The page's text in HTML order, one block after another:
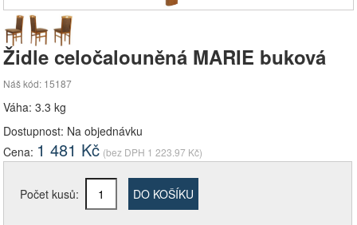
Židle celočalouněná MARIE buková
Náš kód: 15187
Váha: 3.3 kg
Dostupnost: Na objednávku
Cena: 1 481 Kč (bez DPH 1 223.97 Kč)
Počet kusů: DO KOŠÍKU